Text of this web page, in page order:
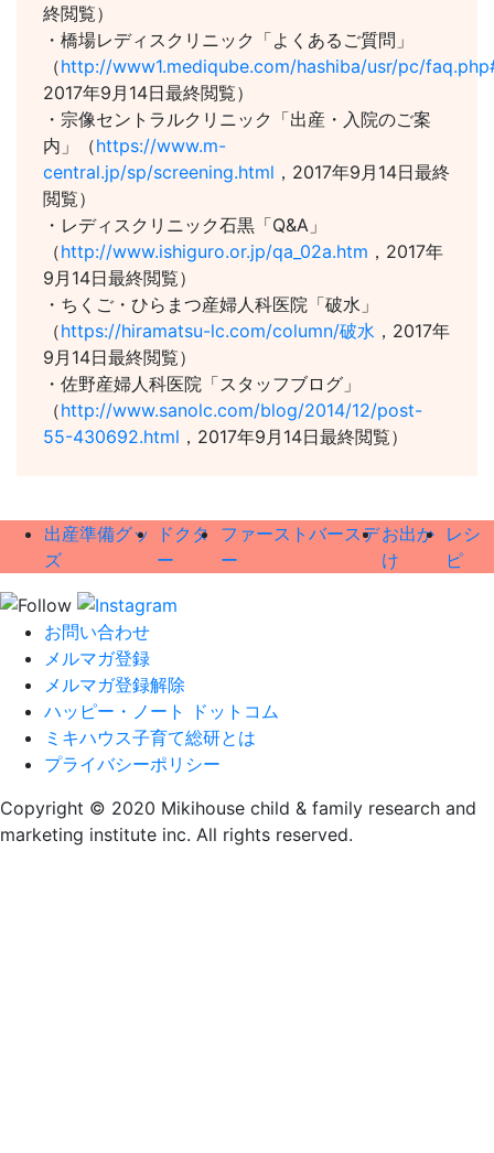
終閲覧）
・橋場レディスクリニック「よくあるご質問」
（http://www1.mediqube.com/hashiba/usr/pc/
2017年9月14日最終閲覧）
・宗像セントラルクリニック「出産・入院のご案
内」（https://www.m-
central.jp/sp/screening.html ，2017年9月14日最終
閲覧）
・レディスクリニック石黒「Q&A」
（http://www.ishiguro.or.jp/qa_02a.htm ，2017年
9月14日最終閲覧）
・ちくご・ひらまつ産婦人科医院「破水」
（https://hiramatsu-lc.com/column/破水 ，2017年
9月14日最終閲覧）
・佐野産婦人科医院「スタッフブログ」
（http://www.sanolc.com/blog/2014/12/post-
55-430692.html ，2017年9月14日最終閲覧）
出産準備グッ
ズ
ドクタ
ー
ファーストバースデ
ー
お出か
け
レシ
ピ
お問い合わせ
メルマガ登録
メルマガ登録解除
ハッピー・ノート ドットコム
ミキハウス子育て総研とは
プライバシーポリシー
Copyright © 2020 Mikihouse child & family research and
marketing institute inc. All rights reserved.